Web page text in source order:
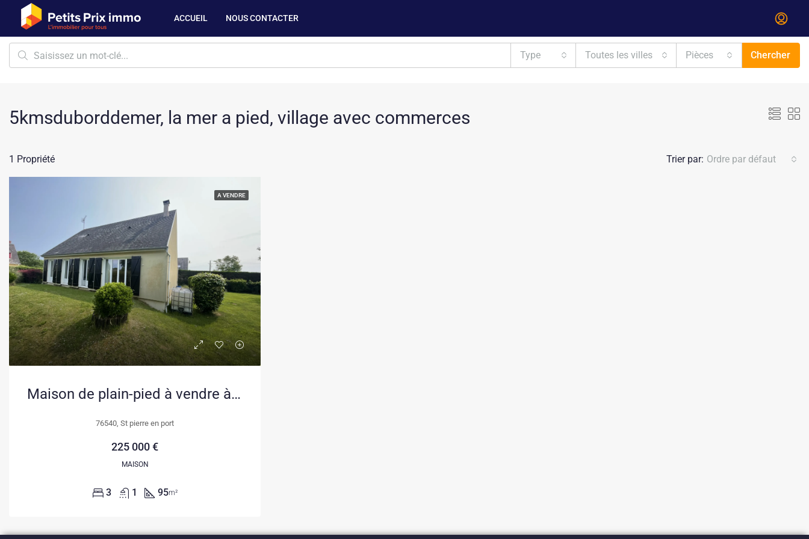
ACCUEIL NOUS CONTACTER
Type Toutes les villes Pièces Chercher
5kmsduborddemer, la mer a pied, village avec commerces
1 Propriété Trier par: Ordre par défaut
A VENDRE
Maison de plain-pied à vendre à Saint-Pierre-en-Port, proche de la mer
76540, St pierre en port
225 000 €
MAISON
3 1 95m²